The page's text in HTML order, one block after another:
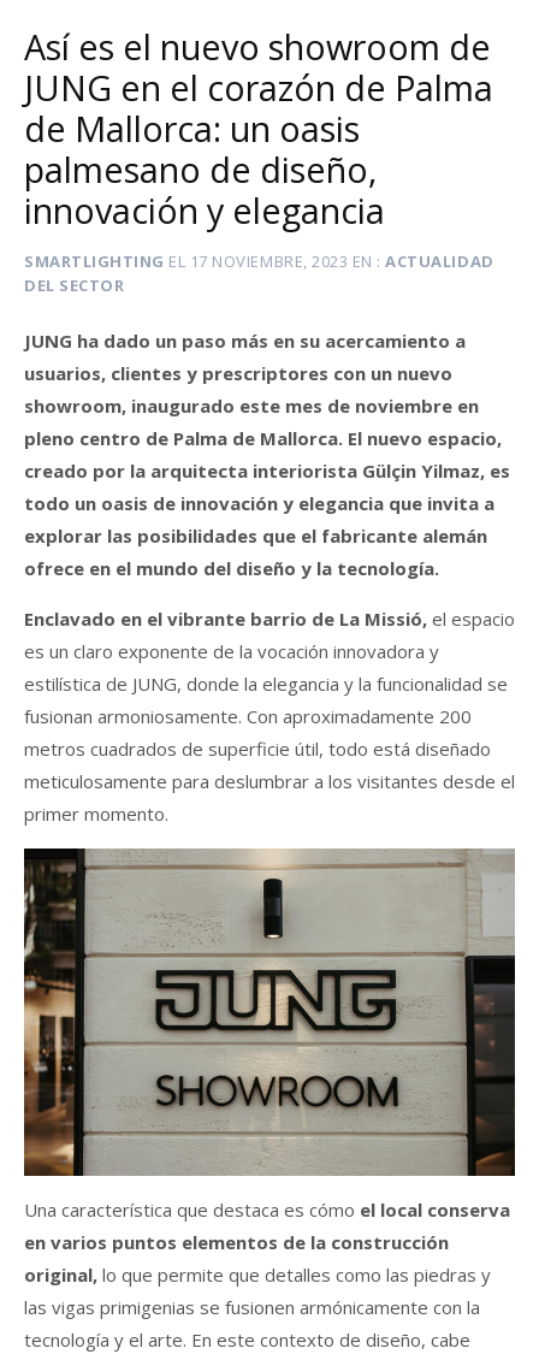
Así es el nuevo showroom de
JUNG en el corazón de Palma
de Mallorca: un oasis
palmesano de diseño,
innovación y elegancia
SMARTLIGHTING EL 17 NOVIEMBRE, 2023 EN
ACTUALIDAD
DEL SECTOR
JUNG ha dado un paso más en su acercamiento a
usuarios, clientes y prescriptores con un nuevo
showroom, inaugurado este mes de noviembre en
pleno centro de Palma de Mallorca. El nuevo espacio,
creado por la arquitecta interiorista Gülçin Yilmaz, es
todo un oasis de innovación y elegancia que invita a
explorar las posibilidades que el fabricante alemán
ofrece en el mundo del diseño y la tecnología.
Enclavado en el vibrante barrio de La Missió, el espacio
es un claro exponente de la vocación innovadora y
estilística de JUNG, donde la elegancia y la funcionalidad se
fusionan armoniosamente. Con aproximadamente 200
metros cuadrados de superficie útil, todo está diseñado
meticulosamente para deslumbrar a los visitantes desde el
primer momento.
Una característica que destaca es cómo el local conserva
en varios puntos elementos de la construcción
original, lo que permite que detalles como las piedras y
las vigas primigenias se fusionen armónicamente con la
tecnología y el arte. En este contexto de diseño, cabe